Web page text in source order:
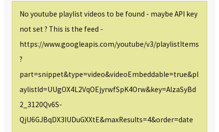
No youtube playlist videos to be found - maybe API key
not set ? This is the feed -
https://www.googleapis.com/youtube/v3/playlistItems
?
part=snippet&type=video&videoEmbeddable=true&pl
aylistId=UUgOX4L2VqOEjyrwfSpK4Orw&key=AIzaSyBd
2_3120Qv6S-
QjU6GJBqDX3IUDuGXXtE&maxResults=4&order=date